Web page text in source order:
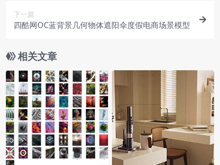
下一篇
四酷网OC蓝背景几何物体遮阳伞度假电商场景模型
相关文章